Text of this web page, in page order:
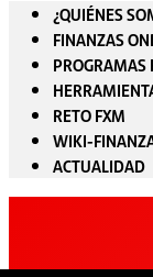
¿QUIÉNES
FINANZAS
PROGRAMAS
RETO FXM
WIKI-
ACTUALIDAD